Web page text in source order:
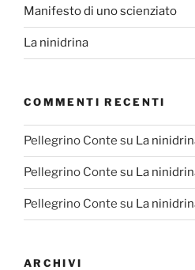
Manifesto di uno scienziato
La ninidrina
COMMENTI RECENTI
Pellegrino Conte su La
Pellegrino Conte su La
Pellegrino Conte su La
ARCHIVI